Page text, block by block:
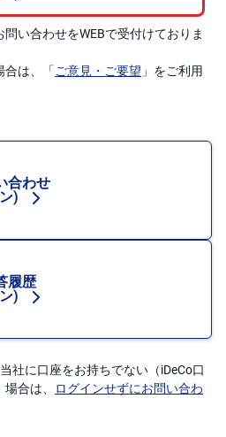
い合わせをWEBで受付けておりま
合は、「ご意見・ご要望 」をご利用
合わせ
)
履歴
)
社に口座をお持ちでない（iDeCo口
合は、 ログインせずにお問い合わ